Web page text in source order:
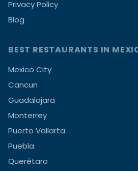
Privacy Policy
Blog
BEST RESTAURANTS IN
Mexico City
Cancun
Guadalajara
Monterrey
Puerto Vallarta
Puebla
Querétaro